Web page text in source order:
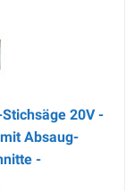
20V -
Absaug-
-